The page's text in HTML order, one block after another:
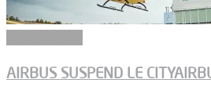
AIRBUS SUSPEND LE